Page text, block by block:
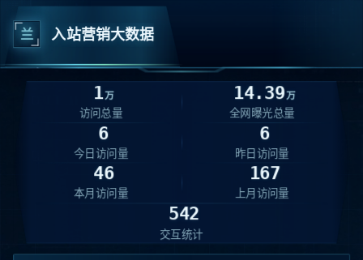
兰 入站营销大数据
1万
访问总量
14.39万
全网曝光总量
6
今日访问量
6
昨日访问量
46
本月访问量
167
上月访问量
542
交互统计